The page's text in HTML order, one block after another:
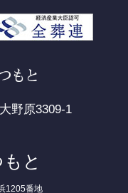
野原3309-1
と
1205番地